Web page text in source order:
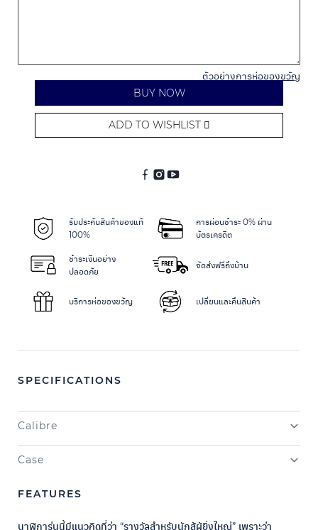
ตัวอย่างการห่อของขวัญ
BUY NOW
ADD TO WISHLIST
รับประกันสินค้าของแท้
100%
การผ่อนชำระ 0% ผ่าน
บัตรเครดิต
ชำระเงินอย่าง
ปลอดภัย
จัดส่งฟรีถึงบ้าน
บริการห่อของขวัญ เปลี่ยนและคืนสินค้า
SPECIFICATIONS
Calibre
Case
FEATURES
นาฬิการุ่นนี้มีแนวคิดที่ว่า “รางวัลสำหรับนักสู้ผู้ยิ่งใหญ่” เพราะว่า